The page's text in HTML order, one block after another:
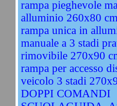
rampa pieghevole
alluminio 260x80
rampa unica in
manuale a 3 stadi
rimovibile 270x90
rampa per accesso
veicolo 3 stadi
DOPPI COMANDI